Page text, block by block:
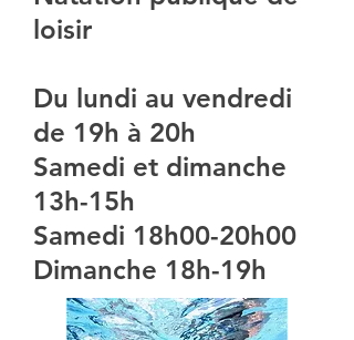
loisir
Du lundi au vendredi
de 19h à 20h
Samedi et dimanche
13h-15h
Samedi 18h00-20h00
Dimanche 18h-19h